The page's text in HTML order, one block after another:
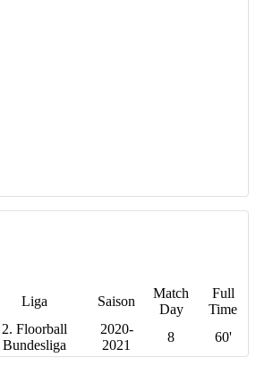
Liga Saison
Match
Day
Full
Time
2. Floorball
Bundesliga
2020-
2021
8 60'